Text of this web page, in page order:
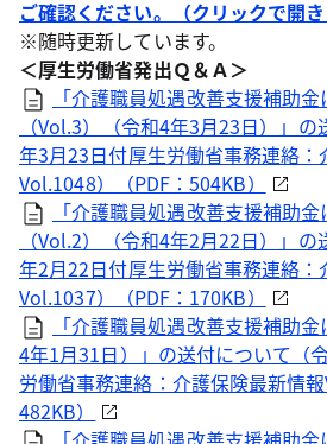
ご確認ください。（クリックで開き
※随時更新しています。
＜厚生労働省発出Ｑ＆Ａ＞
「介護職員処遇改善支援補助
（Vol.3）（令和4年3月23日）」
年3月23日付厚生労働省事務連絡：
Vol.1048）（PDF：504KB）
「介護職員処遇改善支援補助
（Vol.2）（令和4年2月22日）」
年2月22日付厚生労働省事務連絡：
Vol.1037）（PDF：170KB）
「介護職員処遇改善支援補助
4年1月31日）」の送付について（
労働省事務連絡：介護保険最新情
482KB）